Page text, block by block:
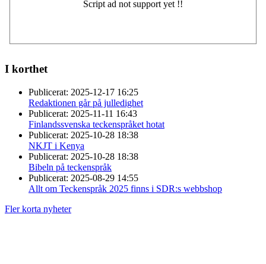
I korthet
Publicerat: 2025-12-17 16:25
Redaktionen går på julledighet
Publicerat: 2025-11-11 16:43
Finlandssvenska teckenspråket hotat
Publicerat: 2025-10-28 18:38
NKJT i Kenya
Publicerat: 2025-10-28 18:38
Bibeln på teckenspråk
Publicerat: 2025-08-29 14:55
Allt om Teckenspråk 2025 finns i SDR:s webbshop
Fler korta nyheter